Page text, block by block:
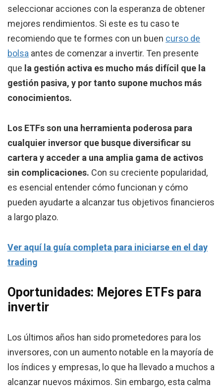
seleccionar acciones con la esperanza de obtener
mejores rendimientos. Si este es tu caso te
recomiendo que te formes con un buen curso de
bolsa antes de comenzar a invertir. Ten presente
que la gestión activa es mucho más difícil que la
gestión pasiva, y por tanto supone muchos más
conocimientos.
Los ETFs son una herramienta poderosa para
cualquier inversor que busque diversificar su
cartera y acceder a una amplia gama de activos
sin complicaciones. Con su creciente popularidad,
es esencial entender cómo funcionan y cómo
pueden ayudarte a alcanzar tus objetivos financieros
a largo plazo.
Ver aquí la guía completa para iniciarse en el day
trading
Oportunidades: Mejores ETFs para
invertir
Los últimos años han sido prometedores para los
inversores, con un aumento notable en la mayoría de
los índices y empresas, lo que ha llevado a muchos a
alcanzar nuevos máximos. Sin embargo, esta calma